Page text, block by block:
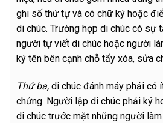
ghi số thứ tự và có chữ ký hoặc
di chúc. Trường hợp di chúc có sự
người tự viết di chúc hoặc người
ký tên bên cạnh chỗ tẩy xóa, sửa
Thứ ba, di chúc đánh máy phải có
chứng. Người lập di chúc phải ký
di chúc trước mặt những người